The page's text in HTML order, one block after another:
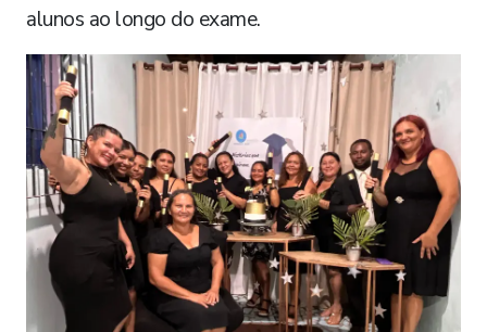
alunos ao longo do exame.